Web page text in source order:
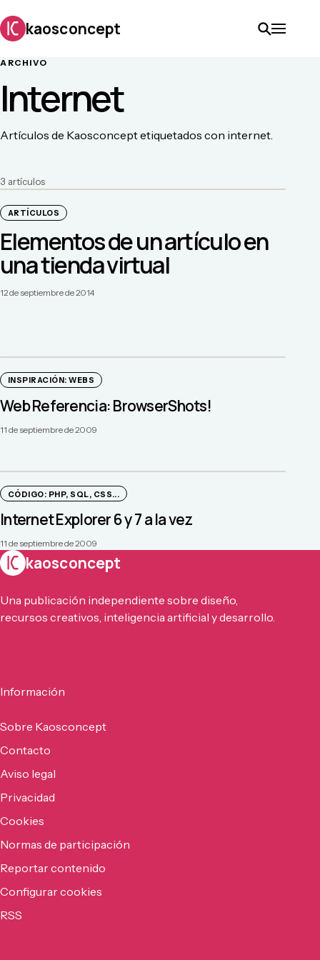
kaosconcept
ARCHIVO
Internet
Artículos de Kaosconcept etiquetados con internet.
3 artículos
ARTÍCULOS
Elementos de un artículo en
una tienda virtual
12 de septiembre de 2014
INSPIRACIÓN: WEBS
Web Referencia: BrowserShots!
11 de septiembre de 2009
CÓDIGO: PHP, SQL, CSS...
Internet Explorer 6 y 7 a la vez
11 de septiembre de 2009
kaosconcept
Una publicación independiente sobre diseño,
recursos creativos, inteligencia artificial y desarrollo.
Información
Sobre Kaosconcept
Contacto
Aviso legal
Privacidad
Cookies
Normas de participación
Reportar contenido
Configurar cookies
RSS